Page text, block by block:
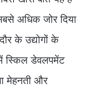
अधिक जोर दिया
के उद्योगों के
स्किल डेवलपमेंट
मेहनती और